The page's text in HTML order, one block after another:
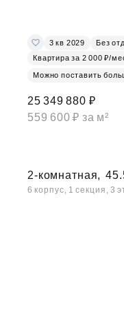
3 кв 2029 Без
Квартира за 2 000 ₽/
Можно поставить
25 349 880 ₽
559 600 ₽ за м²
2-комнатная,
6 корпус, 1 секция, 3